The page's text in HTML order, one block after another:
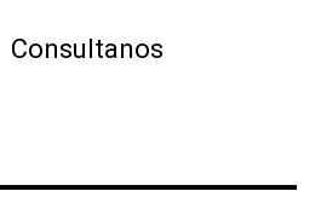
Consultanos